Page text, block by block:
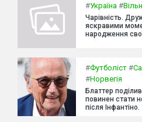
#Україна #
Чарівність.
яскравими
народження
#Футболіст #
#Норвегія
Блаттер
повинен стати
після Інфантіно.